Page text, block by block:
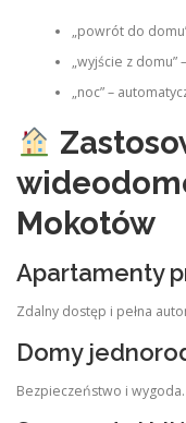
„powrót do
„wyjście z
„noc” –
Mokotów
Apartamenty
Zdalny dostęp i pełna
Domy
Bezpieczeństwo i wygoda.